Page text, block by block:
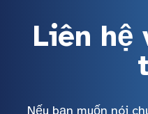
Liên hệ
Nếu bạn muốn nói